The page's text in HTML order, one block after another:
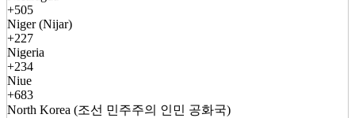
+505
Niger (Nijar)
+227
Nigeria
+234
Niue
+683
North Korea (조선 민주주의 인민 공화국)